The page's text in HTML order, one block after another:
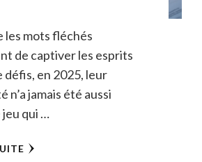
les mots fléchés
de captiver les esprits
défis, en 2025, leur
n’a jamais été aussi
qui …